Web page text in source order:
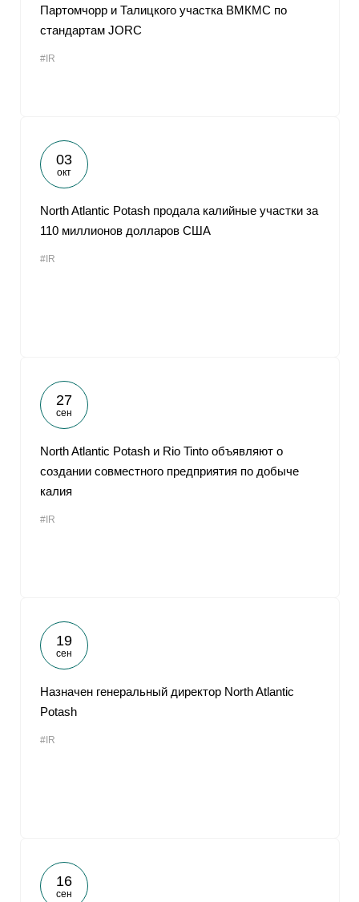
Партомчорр и Талицкого участка ВМКМС по
стандартам JORC
#IR
03
окт
North Atlantic Potash продала калийные участки за
110 миллионов долларов США
#IR
27
сен
North Atlantic Potash и Rio Tinto объявляют о
создании совместного предприятия по добыче
калия
#IR
19
сен
Назначен генеральный директор North Atlantic
Potash
#IR
16
сен